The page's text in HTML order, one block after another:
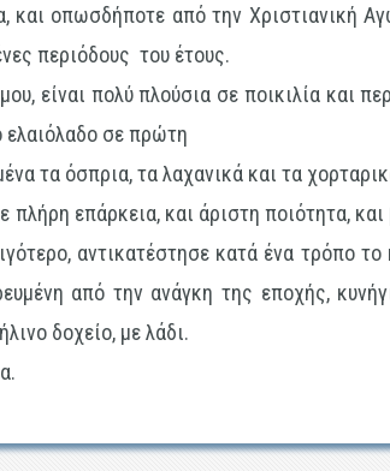
και οπωσδήποτε από την Χριστιανική
περιόδους του έτους.
είναι πολύ πλούσια σε ποικιλία και
ελαιόλαδο σε πρώτη
τα όσπρια, τα λαχανικά και τα
επάρκεια, και άριστη ποιότητα,
αντικατέστησε κατά ένα τρόπο το
από την ανάγκη της εποχής,
δοχείο, με λάδι.